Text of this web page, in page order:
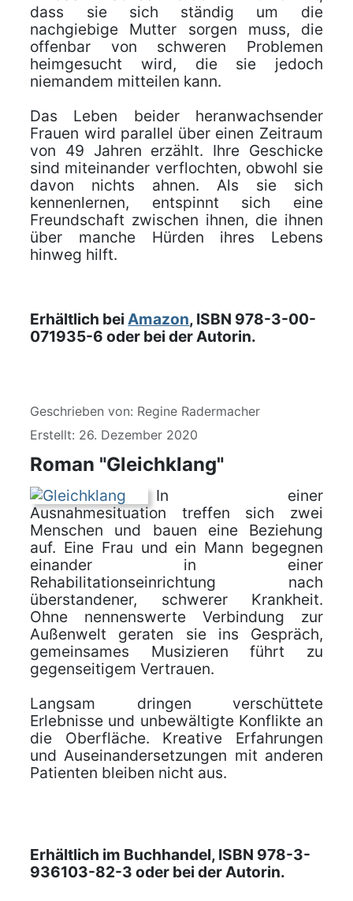
dass sie sich ständig um die
nachgiebige Mutter sorgen muss, die
offenbar von schweren Problemen
heimgesucht wird, die sie jedoch
niemandem mitteilen kann.
Das Leben beider heranwachsender
Frauen wird parallel über einen Zeitraum
von 49 Jahren erzählt. Ihre Geschicke
sind miteinander verflochten, obwohl sie
davon nichts ahnen. Als sie sich
kennenlernen, entspinnt sich eine
Freundschaft zwischen ihnen, die ihnen
über manche Hürden ihres Lebens
hinweg hilft.
Erhältlich bei Amazon, ISBN 978-3-00-
071935-6 oder bei der Autorin.
Details
Geschrieben von: Regine Radermacher
Erstellt: 26. Dezember 2020
Roman "Gleichklang"
In einer
Ausnahmesituation treffen sich zwei
Menschen und bauen eine Beziehung
auf. Eine Frau und ein Mann begegnen
einander in einer
Rehabilitationseinrichtung nach
überstandener, schwerer Krankheit.
Ohne nennenswerte Verbindung zur
Außenwelt geraten sie ins Gespräch,
gemeinsames Musizieren führt zu
gegenseitigem Vertrauen.
Langsam dringen verschüttete
Erlebnisse und unbewältigte Konflikte an
die Oberfläche. Kreative Erfahrungen
und Auseinandersetzungen mit anderen
Patienten bleiben nicht aus.
Erhältlich im Buchhandel, ISBN 978-3-
936103-82-3 oder bei der Autorin.